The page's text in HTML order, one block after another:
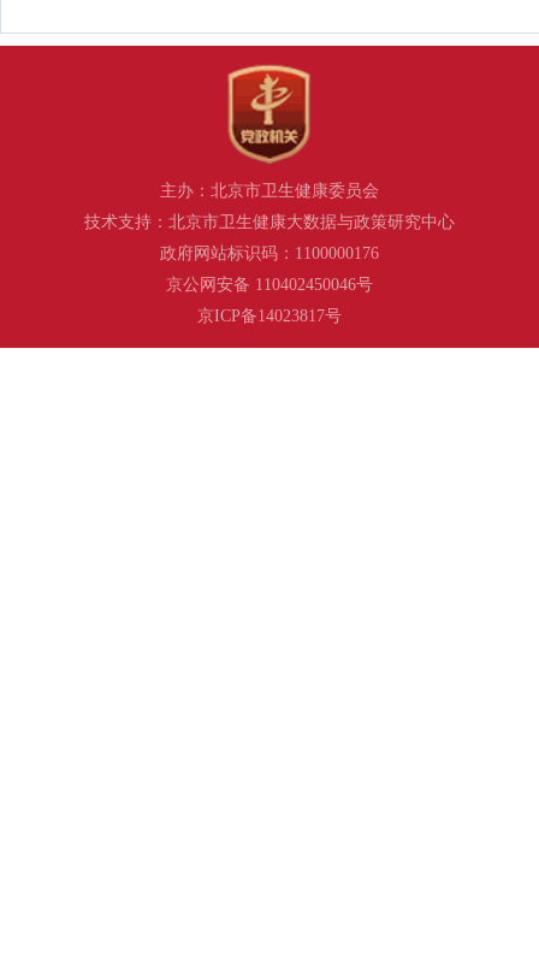
主办：北京市卫生健康委员会
技术支持：北京市卫生健康大数据与政策研究中心
政府网站标识码：1100000176
京公网安备 110402450046号
京ICP备14023817号